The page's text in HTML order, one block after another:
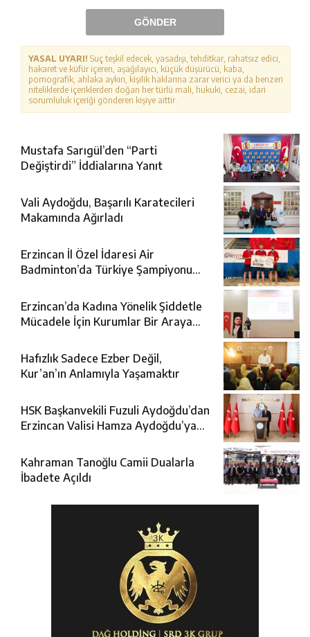
GÖNDER
YASAL UYARI! Suç teşkil edecek, yasadışı, tehditkar, rahatsız edici,
hakaret ve küfür içeren, aşağılayıcı, küçük düşürücü, kaba,
pornografik, ahlaka aykırı, kişilik haklarına zarar verici ya da benzeri
niteliklerde içeriklerden doğan her türlü mali, hukuki, cezai, idari
sorumluluk içeriği gönderen kişiye aittir.
Mustafa Sarıgül’den “Parti
Değiştirdi” İddialarına Yanıt
Vali Aydoğdu, Başarılı Karatecileri
Makamında Ağırladı
Erzincan İl Özel İdaresi Air
Badminton’da Türkiye Şampiyonu
Erzincan’da Kadına Yönelik Şiddetle
Mücadele İçin Kurumlar Bir Araya
Hafızlık Sadece Ezber Değil,
Kur’an’ın Anlamıyla Yaşamaktır
HSK Başkanvekili Fuzuli Aydoğdu’dan
Erzincan Valisi Hamza Aydoğdu’ya
Kahraman Tanoğlu Camii Dualarla
İbadete Açıldı